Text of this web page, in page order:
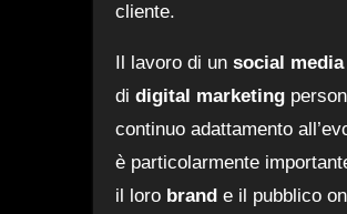
cliente.
Il lavoro di un social
di digital marketing
continuo adattamento
è particolarmente
il loro brand e il pubblico